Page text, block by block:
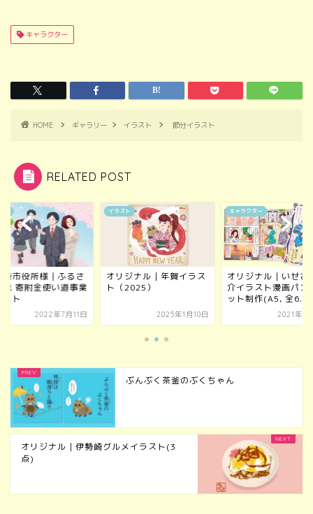
キャラクター
HOME ギャラリー イラスト 節分イラスト
RELATED POST
崎市役所様｜ふるさ
税 寄附金使い道事業
スト
2022年7月11日
イラスト
オリジナル｜年賀イラス
ト（2025）
2025年1月10日
キャラクター
オリジナル｜いせさ
介イラスト漫画パン
ット制作(A5, 全6...
2021年8
ぶんぶく茶釜のぶくちゃん
オリジナル｜伊勢崎グルメイラスト(3
点)